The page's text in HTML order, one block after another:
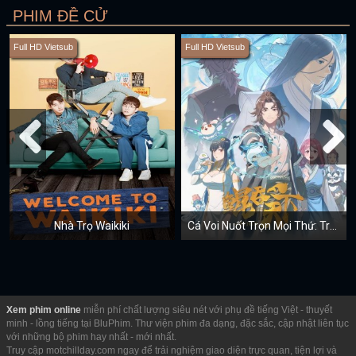
PHIM ĐỀ CỬ
Full HD Vietsub
Nhà Trọ Waikiki
Full HD Vietsub
Xem phim online miễn phí chất lượng siêu nét với phụ đề tiếng Việt - thuyết
minh - lồng tiếng tại BluPhim. Thư viện phim đa dạng, đặc sắc, cập nhật liên tục
với những bộ phim hay nhất - mới nhất.
Truy cập motchillday.com ngay để trải nghiệm giao diện trực quan, tiện lợi và